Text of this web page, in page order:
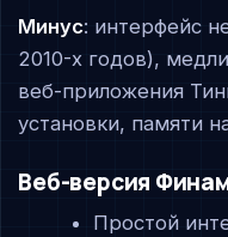
Минус: интерфейс
2010-х годов),
веб-приложения
установки, памяти
Веб-версия
Простой